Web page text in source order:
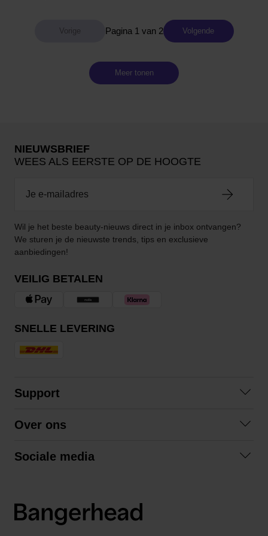
Pagina 1 van 2 Volgende
Meer tonen
NIEUWSBRIEF
WEES ALS EERSTE OP DE HOOGTE
Wil je het beste beauty-nieuws direct in je inbox ontvangen?
We sturen je de nieuwste trends, tips en exclusieve
aanbiedingen!
VEILIG BETALEN
SNELLE LEVERING
Support
Algemene voorwaarden
Over ons
Sociale media
LinkedIn